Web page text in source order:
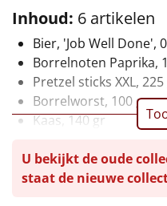
Leuke
Goedkope
Uniek
Artikel
Inhoud: 6 artikelen
Bier, 'Job Well Done',
Borrelnoten Paprika,
Pretzel sticks XXL,
Borrelworst, 100 gr
Kaas, 140 gr
U bekijkt de oude
staat de nieuwe